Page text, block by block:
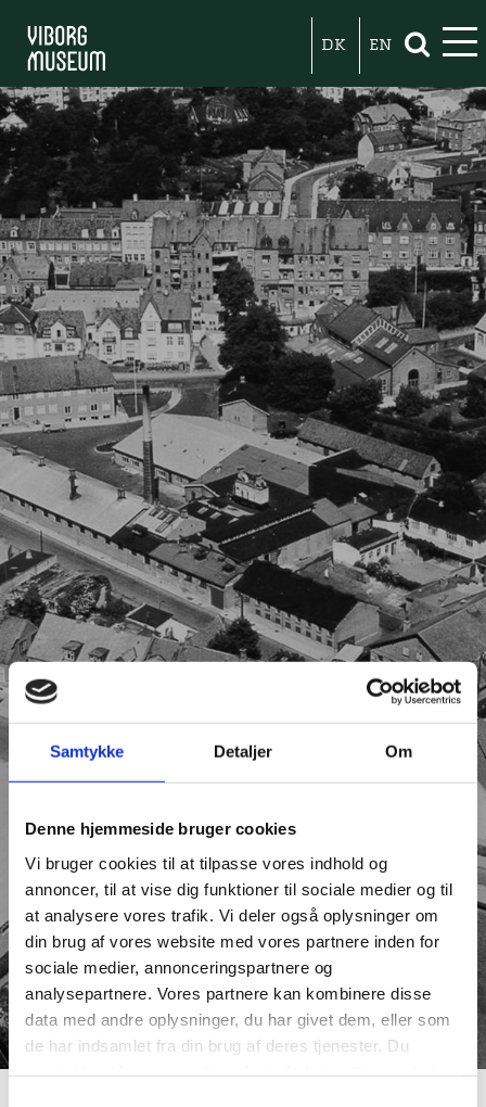
Samtykke Detaljer Om
Denne hjemmeside bruger cookies
Vi bruger cookies til at tilpasse vores indhold og
annoncer, til at vise dig funktioner til sociale medier og til
at analysere vores trafik. Vi deler også oplysninger om
din brug af vores website med vores partnere inden for
sociale medier, annonceringspartnere og
analysepartnere. Vores partnere kan kombinere disse
data med andre oplysninger, du har givet dem, eller som
de har indsamlet fra din brug af deres tjenester. Du
DK EN